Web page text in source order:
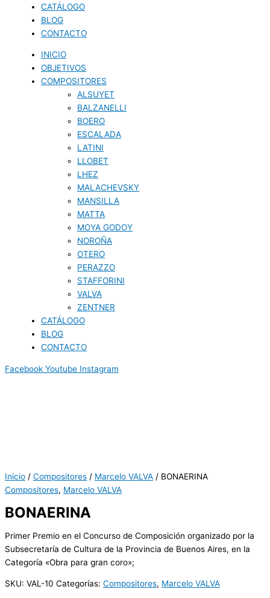
CATÁLOGO
BLOG
CONTACTO
INICIO
OBJETIVOS
COMPOSITORES
ALSUYET
BALZANELLI
BOERO
ESCALADA
LATINI
LLOBET
LHEZ
MALACHEVSKY
MANSILLA
MATTA
MOYA GODOY
NOROÑA
OTERO
PERAZZO
STAFFORINI
VALVA
ZENTNER
CATÁLOGO
BLOG
CONTACTO
Facebook Youtube Instagram
Inicio / Compositores / Marcelo VALVA / BONAERINA
Compositores, Marcelo VALVA
BONAERINA
Primer Premio en el Concurso de Composición organizado por la
Subsecretaría de Cultura de la Provincia de Buenos Aires, en la
Categoría «Obra para gran coro»;
SKU: VAL-10 Categorías: Compositores, Marcelo VALVA